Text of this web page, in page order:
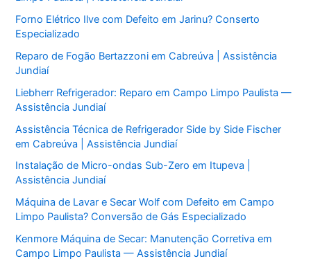
Forno Elétrico Ilve com Defeito em Jarinu? Conserto
Especializado
Reparo de Fogão Bertazzoni em Cabreúva | Assistência
Jundiaí
Liebherr Refrigerador: Reparo em Campo Limpo Paulista —
Assistência Jundiaí
Assistência Técnica de Refrigerador Side by Side Fischer
em Cabreúva | Assistência Jundiaí
Instalação de Micro-ondas Sub-Zero em Itupeva |
Assistência Jundiaí
Máquina de Lavar e Secar Wolf com Defeito em Campo
Limpo Paulista? Conversão de Gás Especializado
Kenmore Máquina de Secar: Manutenção Corretiva em
Campo Limpo Paulista — Assistência Jundiaí